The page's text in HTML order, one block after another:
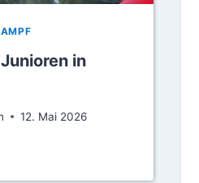
in
12. Mai 2026